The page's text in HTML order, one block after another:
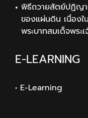
พิธีถวายสัตย์ปฏิญา
ของแผ่นดิน เนื่องใ
พระบาทสมเด็จพร
E-LEARNING
• E-Learning